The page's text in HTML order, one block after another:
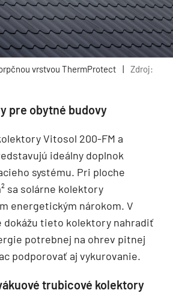
vrstvou ThermProtect |
Zdroj:
pre obytné budovy
Vitosol 200-FM a
ideálny doplnok
systému. Pri ploche
sa solárne kolektory
energetickým nárokom. V
dokážu tieto kolektory nahradiť
potrebnej na ohrev pitnej
podporovať aj vykurovanie.
trubicové kolektory